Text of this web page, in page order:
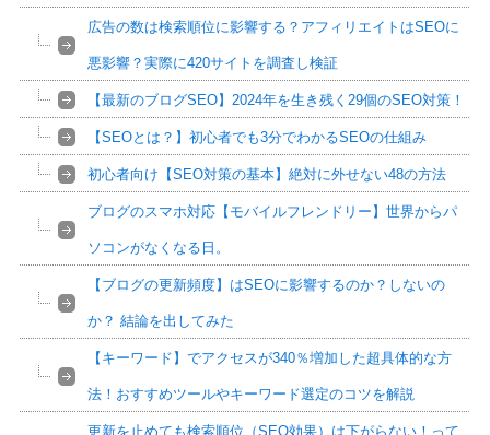
広告の数は検索順位に影響する？アフィリエイトはSEOに
悪影響？実際に420サイトを調査し検証
【最新のブログSEO】2024年を生き残く29個のSEO対策！
【SEOとは？】初心者でも3分でわかるSEOの仕組み
初心者向け【SEO対策の基本】絶対に外せない48の方法
ブログのスマホ対応【モバイルフレンドリー】世界からパ
ソコンがなくなる日。
【ブログの更新頻度】はSEOに影響するのか？しないの
か？ 結論を出してみた
【キーワード】でアクセスが340％増加した超具体的な方
法！おすすめツールやキーワード選定のコツを解説
更新を止めても検索順位（SEO効果）は下がらない！って